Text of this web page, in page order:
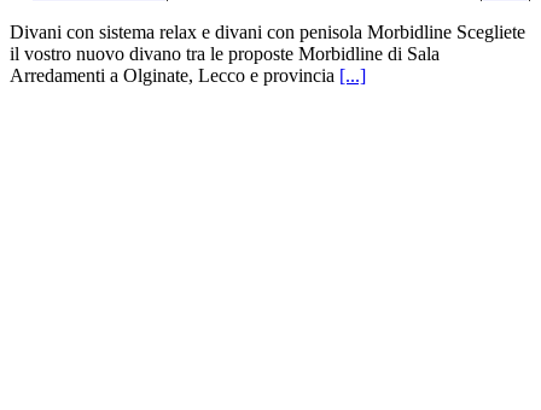
Divani con sistema relax e divani con penisola Morbidline Scegliete
il vostro nuovo divano tra le proposte Morbidline di Sala
Arredamenti a Olginate, Lecco e provincia [...]